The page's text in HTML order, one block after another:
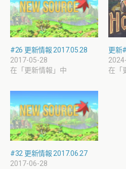
#26 更新情報 2017.05.28
2017-05-28
在「更新情報」中
更新
在「
#32 更新情報 2017.06.27
2017-06-28